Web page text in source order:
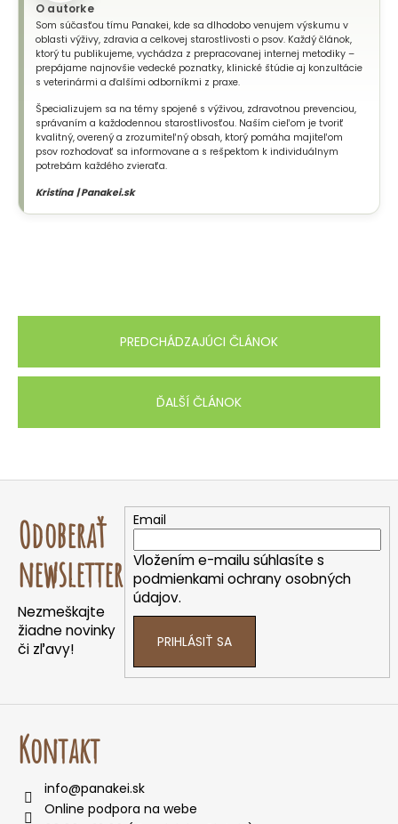
O autorke
Som súčasťou tímu Panakei, kde sa dlhodobo venujem výskumu v
oblasti výživy, zdravia a celkovej starostlivosti o psov. Každý článok,
ktorý tu publikujeme, vychádza z prepracovanej internej metodiky –
prepájame najnovšie vedecké poznatky, klinické štúdie aj konzultácie
s veterinármi a ďalšími odborníkmi z praxe.
Špecializujem sa na témy spojené s výživou, zdravotnou prevenciou,
správaním a každodennou starostlivosťou. Naším cieľom je tvoriť
kvalitný, overený a zrozumiteľný obsah, ktorý pomáha majiteľom
psov rozhodovať sa informovane a s rešpektom k individuálnym
potrebám každého zvieraťa.
Kristína | Panakei.sk
PREDCHÁDZAJÚCI ČLÁNOK
ĎALŠÍ ČLÁNOK
Odoberať
newsletter
Nezmeškajte
žiadne novinky
či zľavy!
Email
Vložením e-mailu súhlasíte s
podmienkami ochrany osobných
údajov.
PRIHLÁSIŤ SA
Kontakt
info@panakei.sk
Online podpora na webe